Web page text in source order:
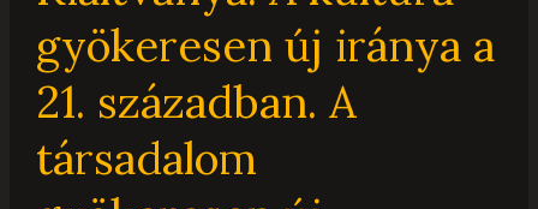
gyökeresen új iránya a
21. században. A
társadalom
kozmikus
életelvvel